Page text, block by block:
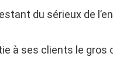
du sérieux de
à ses clients le